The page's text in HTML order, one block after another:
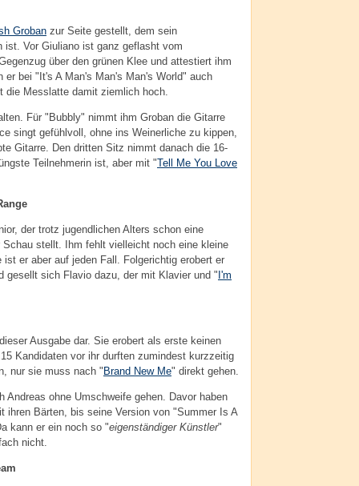
Groban zur Seite gestellt, dem sein
ist. Vor Giuliano ist ganz geflasht vom
über den grünen Klee und attestiert ihm
er bei "It's A Man's Man's Man's World" auch
die Messlatte damit ziemlich hoch.
Für "Bubbly" nimmt ihm Groban die Gitarre
singt gefühlvoll, ohne ins Weinerliche zu kippen,
Gitarre. Den dritten Sitz nimmt danach die 16-
Teilnehmerin ist, aber mit "Tell Me You Love
der trotz jugendlichen Alters schon eine
Schau stellt. Ihm fehlt vielleicht noch eine kleine
er aber auf jeden Fall. Folgerichtig erobert er
gesellt sich Flavio dazu, der mit Klavier und "I'm
Ausgabe dar. Sie erobert als erste keinen
Kandidaten vor ihr durften zumindest kurzzeitig
nur sie muss nach " Brand New Me" direkt gehen.
Andreas ohne Umschweife gehen. Davor haben
ihren Bärten, bis seine Version von "Summer Is A
kann er ein noch so "eigenständiger Künstler"
nicht.